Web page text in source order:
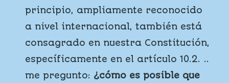
principio, ampliamente reconocido
a nivel internacional, también está
consagrado en nuestra Constitución,
específicamente en el artículo 10.2. ..
me pregunto: ¿cómo es posible que